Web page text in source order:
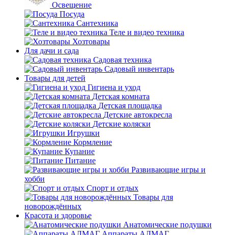
Освещение
Посуда
Сантехника
Теле и видео техника
Хозтовары
Для дачи и сада
Садовая техника
Садовый инвентарь
Товары для детей
Гигиена и уход
Детская комната
Детская площадка
Детские автокресла
Детские коляски
Игрушки
Кормление
Купание
Питание
Развивающие игры и
хобби
Спорт и отдых
Товары для
новорождённых
Красота и здоровье
Анатомические подушки